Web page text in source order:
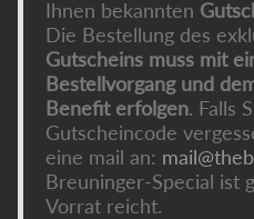
Ihnen bekannten
Die Bestellung des
Gutscheins muss mit
Bestellvorgang und
Benefit erfolgen. Falls
Gutscheincode
eine mail an:
Breuninger-Special ist
Vorrat reicht.